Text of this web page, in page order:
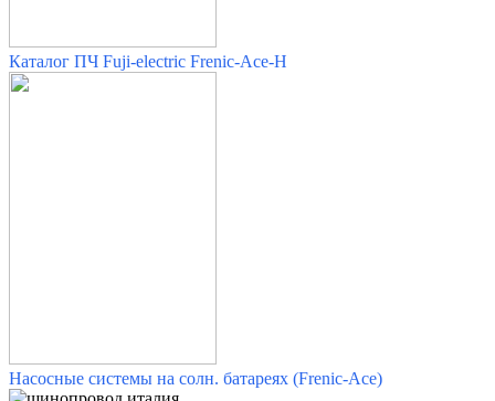
Каталог ПЧ Fuji-electric Frenic-Ace-H
Насосные системы на солн. батареях (Frenic-Ace)